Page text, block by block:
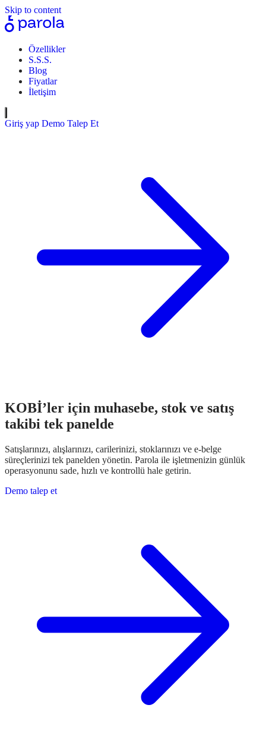
Skip to content
Özellikler
S.S.S.
Blog
Fiyatlar
İletişim
Giriş yap Demo Talep Et
KOBİ’ler için muhasebe, stok ve satış
takibi tek panelde
Satışlarınızı, alışlarınızı, carilerinizi, stoklarınızı ve e-belge
süreçlerinizi tek panelden yönetin. Parola ile işletmenizin günlük
operasyonunu sade, hızlı ve kontrollü hale getirin.
Demo talep et